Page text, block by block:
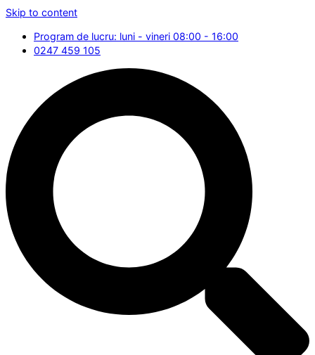
Skip to content
Program de lucru: luni - vineri 08:00 - 16:00
0247 459 105